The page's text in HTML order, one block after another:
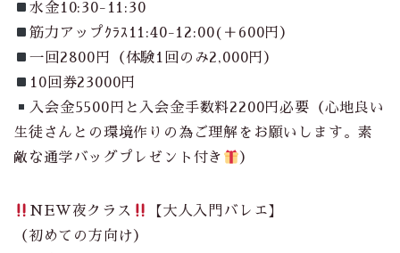
水金10:30-11:30
筋力アップｸﾗｽ11:40-12:00(＋600円）
一回2800円（体験1回のみ2,000円）
10回券23000円
入会金5500円と入会金手数料2200円必要（心地良い
生徒さんとの環境作りの為ご理解をお願いします。素
敵な通学バッグプレゼント付き
）
NEW夜クラス
【大人入門バレエ】
（初めての方向け）